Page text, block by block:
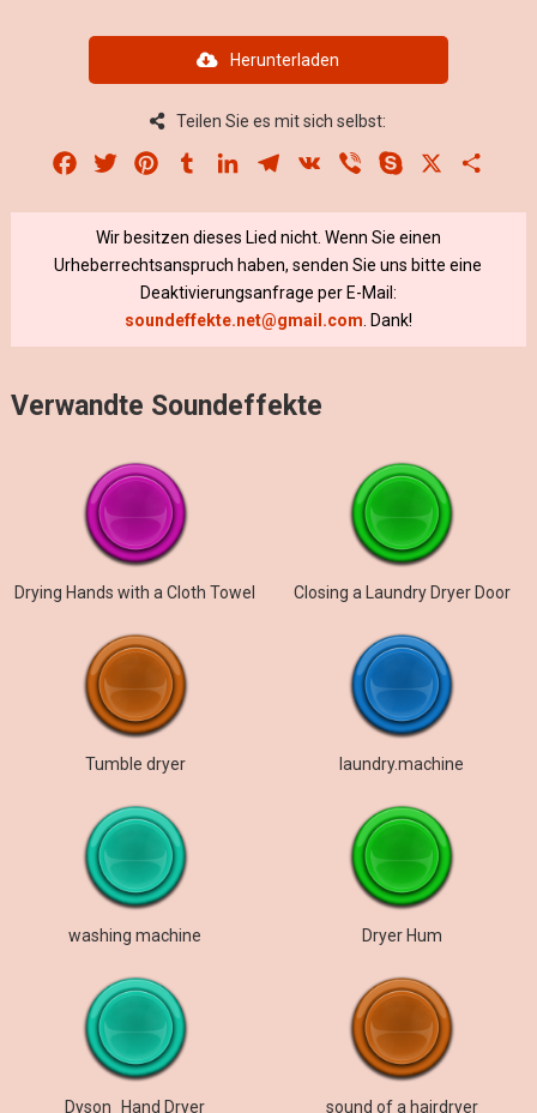
Herunterladen
Teilen Sie es mit sich selbst:
Facebook
Twitter PinterestTumblrLinkedInTelegram
VK Viber Skype
Wir besitzen dieses Lied nicht. Wenn Sie einen
Urheberrechtsanspruch haben, senden Sie uns bitte eine
Deaktivierungsanfrage per E-Mail:
soundeffekte.net@gmail.com . Dank!
Verwandte Soundeffekte
Drying Hands with a Cloth Towel Closing a Laundry Dryer Door
Tumble dryer laundry.machine
washing machine Dryer Hum
Dyson_Hand Dryer sound of a hairdryer